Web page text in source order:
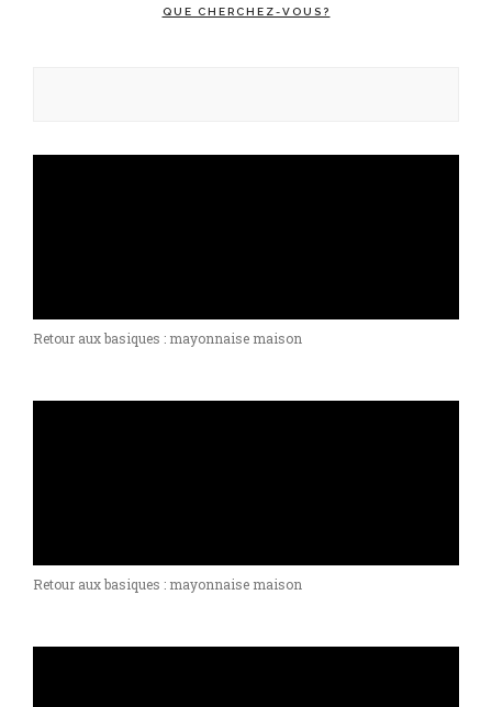
QUE CHERCHEZ-VOUS?
Retour aux basiques : mayonnaise maison
Retour aux basiques : mayonnaise maison